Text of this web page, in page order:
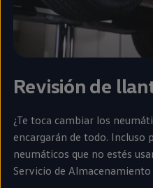
Revisión de
¿Te toca cambiar los
encargarán de todo. Incluso
neumáticos que no estés
Servicio de